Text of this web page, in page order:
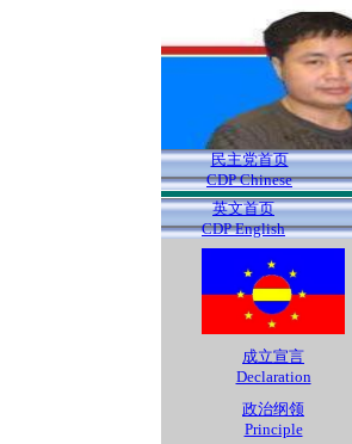
民主党首页
CDP Chinese
英文首页
CDP English
成立宣言
Declaration
政治纲领
Principle